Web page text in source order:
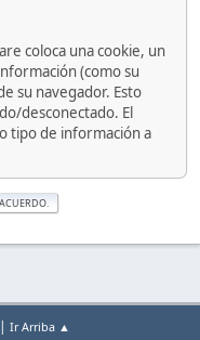
coloca una cookie, un
(como su
su navegador. Esto
desconectado. El
tipo de información a
| Ir Arriba ▲